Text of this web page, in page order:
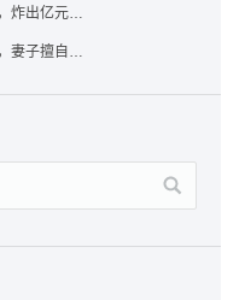
福州律师蔡思斌分享：一场离婚官司，炸出亿元“糊涂账”：本想分割家产，结果“自爆”了家底
福州律师蔡思斌咨询解答：闹离婚时，妻子擅自带走孩子并阻止其上学，违法吗？该如何维权？